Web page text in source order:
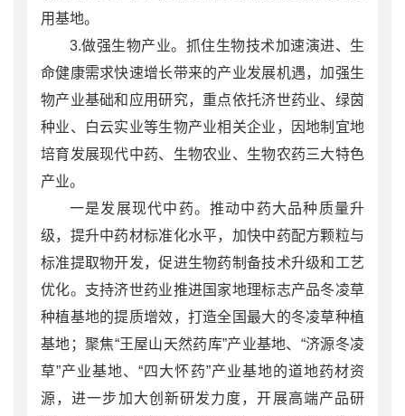
用基地。
3.做强生物产业。抓住生物技术加速演进、生
命健康需求快速增长带来的产业发展机遇，加强生
物产业基础和应用研究，重点依托济世药业、绿茵
种业、白云实业等生物产业相关企业，因地制宜地
培育发展现代中药、生物农业、生物农药三大特色
产业。
一是发展现代中药。推动中药大品种质量升
级，提升中药材标准化水平，加快中药配方颗粒与
标准提取物开发，促进生物药制备技术升级和工艺
优化。支持济世药业推进国家地理标志产品冬凌草
种植基地的提质增效，打造全国最大的冬凌草种植
基地；聚焦“王屋山天然药库”产业基地、“济源冬凌
草”产业基地、“四大怀药”产业基地的道地药材资
源，进一步加大创新研发力度，开展高端产品研